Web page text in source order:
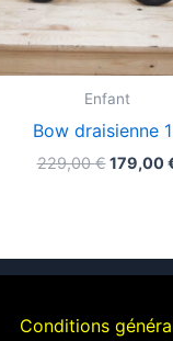
Enfant
Bow draisienne
229,00€ Le
179,00
Conditions